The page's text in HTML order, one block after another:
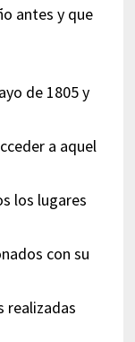
antes y que
de 1805 y
a aquel
los lugares
con su
realizadas